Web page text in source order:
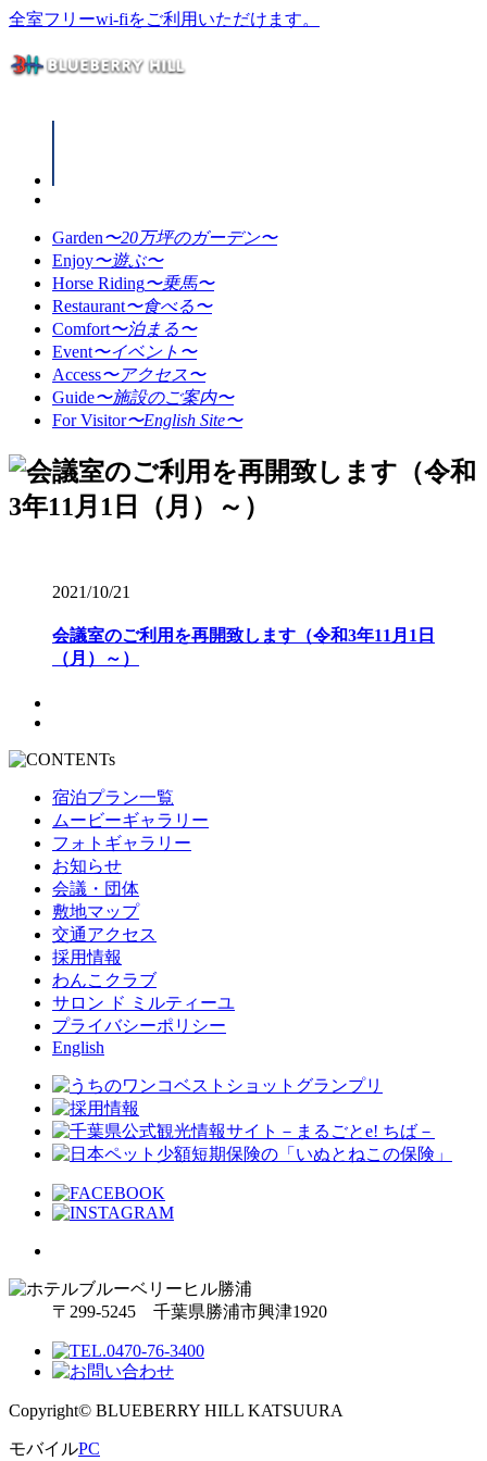
全室フリーwi-fiをご利用いただけます。
Garden〜20万坪のガーデン〜
Enjoy〜遊ぶ〜
Horse Riding〜乗馬〜
Restaurant〜食べる〜
Comfort〜泊まる〜
Event〜イベント〜
Access〜アクセス〜
Guide〜施設のご案内〜
For Visitor〜English Site〜
2021/10/21
会議室のご利用を再開致します（令和3年11月1日
（月）～）
宿泊プラン一覧
ムービーギャラリー
フォトギャラリー
お知らせ
会議・団体
敷地マップ
交通アクセス
採用情報
わんこクラブ
サロン ド ミルティーユ
プライバシーポリシー
English
〒299-5245 千葉県勝浦市興津1920
Copyright© BLUEBERRY HILL KATSUURA
モバイルPC